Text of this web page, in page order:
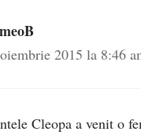
2015 la 8:46
Cleopa a venit o